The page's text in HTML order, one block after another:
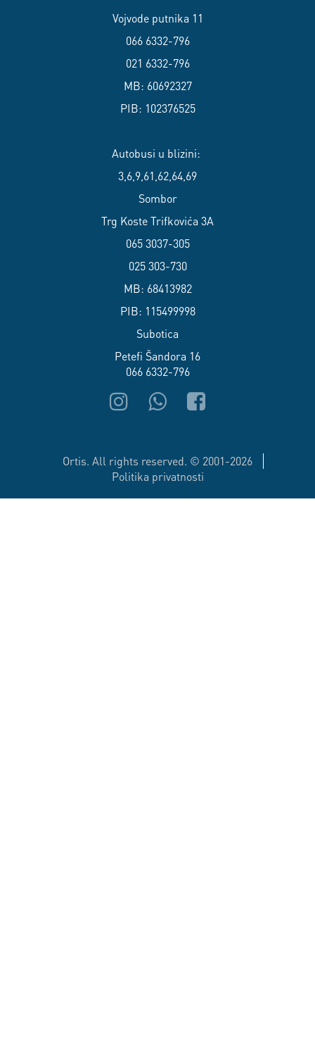
Vojvode putnika 11
066 6332-796
021 6332-796
MB: 60692327
PIB: 102376525
Autobusi u blizini:
3,6,9,61,62,64,69
Sombor
Trg Koste Trifkovića 3A
065 3037-305
025 303-730
MB: 68413982
PIB: 115499998
Subotica
Petefi Šandora 16
066 6332-796
Ortis. All rights reserved. © 2001-2026
Politika privatnosti